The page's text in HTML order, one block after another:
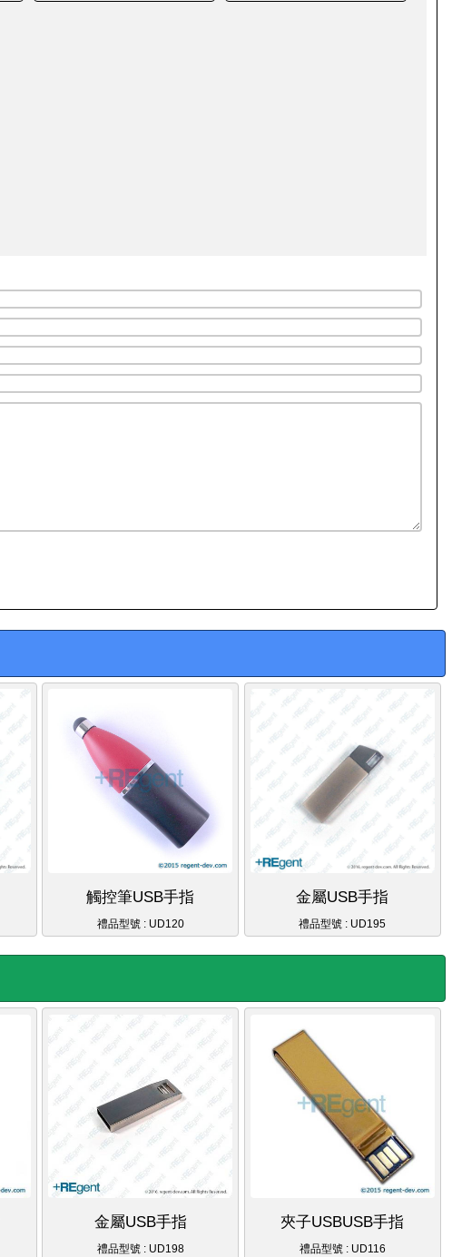
觸控筆USB手指
禮品型號 : UD120
金屬USB手指
禮品型號 : UD195
金屬USB手指
禮品型號 : UD198
夾子USBUSB手指
禮品型號 : UD116